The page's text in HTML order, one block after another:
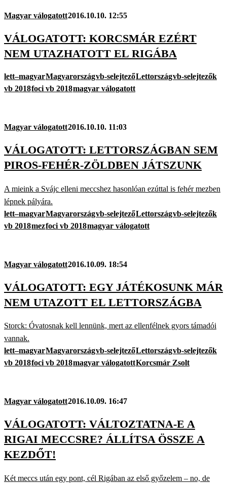
Magyar válogatott2016.10.10. 12:55
VÁLOGATOTT: KORCSMÁR EZÉRT
NEM UTAZHATOTT EL RIGÁBA
lett–magyarMagyarországvb-selejtezőLettországvb-selejtezők
vb 2018foci vb 2018magyar válogatott
Magyar válogatott2016.10.10. 11:03
VÁLOGATOTT: LETTORSZÁGBAN SEM
PIROS-FEHÉR-ZÖLDBEN JÁTSZUNK
A mieink a Svájc elleni meccshez hasonlóan ezúttal is fehér mezben
lépnek pályára.
lett–magyarMagyarországvb-selejtezőLettországvb-selejtezők
vb 2018mezfoci vb 2018magyar válogatott
Magyar válogatott2016.10.09. 18:54
VÁLOGATOTT: EGY JÁTÉKOSUNK MÁR
NEM UTAZOTT EL LETTORSZÁGBA
Storck: Óvatosnak kell lennünk, mert az ellenfélnek gyors támadói
vannak.
lett–magyarMagyarországvb-selejtezőLettországvb-selejtezők
vb 2018foci vb 2018magyar válogatottKorcsmár Zsolt
Magyar válogatott2016.10.09. 16:47
VÁLOGATOTT: VÁLTOZTATNA-E A
RIGAI MECCSRE? ÁLLÍTSA ÖSSZE A
KEZDŐT!
Két meccs után egy pont, cél Rigában az első győzelem – no, de